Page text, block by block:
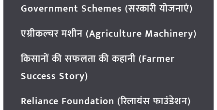
Government Schemes (सरकारी योजनाएं)
एग्रीकल्चर मशीन (Agriculture Machinery)
किसानों की सफलता की कहानी (Farmer
Success Story)
Reliance Foundation (रिलायंस फाउंडेशन)